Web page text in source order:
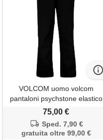
VOLCOM uomo volcom
pantaloni psychstone elastico
vita
75,00 €
Sped. 7,90 €
gratuita oltre 99,00 €